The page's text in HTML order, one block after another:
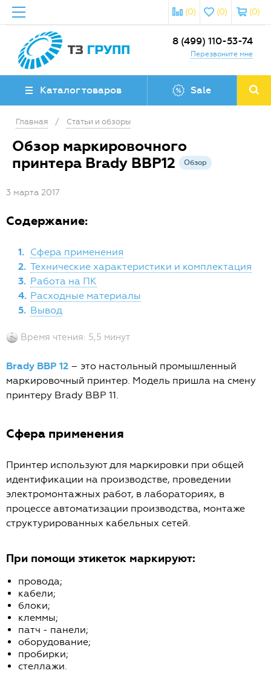
(0)
(0)
(0)
8 (499) 110-53-74
Перезвоните мне
Каталог товаров Sale
Главная / Статьи и обзоры
Обзор маркировочного
принтера Brady BBP12
Обзор
3 марта 2017
Содержание:
1. Сфера применения
2. Технические характеристики и комплектация
3. Работа на ПК
4. Расходные материалы
5. Вывод
Время чтения: 5,5 минут
Brady BBP 12 – это настольный промышленный
маркировочный принтер. Модель пришла на смену
принтеру Brady BBP 11.
Сфера применения
Принтер используют для маркировки при общей
идентификации на производстве, проведении
электромонтажных работ, в лабораториях, в
процессе автоматизации производства, монтаже
структурированных кабельных сетей.
При помощи этикеток маркируют:
провода;
кабели;
блоки;
клеммы;
патч - панели;
оборудование;
пробирки;
стеллажи.